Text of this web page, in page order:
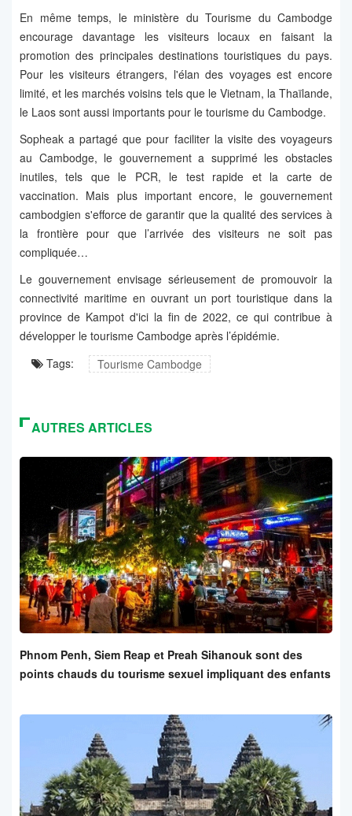
En même temps, le ministère du Tourisme du Cambodge
encourage davantage les visiteurs locaux en faisant la
promotion des principales destinations touristiques du pays.
Pour les visiteurs étrangers, l'élan des voyages est encore
limité, et les marchés voisins tels que le Vietnam, la Thaïlande,
le Laos sont aussi importants pour le tourisme du Cambodge.
Sopheak a partagé que pour faciliter la visite des voyageurs
au Cambodge, le gouvernement a supprimé les obstacles
inutiles, tels que le PCR, le test rapide et la carte de
vaccination. Mais plus important encore, le gouvernement
cambodgien s'efforce de garantir que la qualité des services à
la frontière pour que l’arrivée des visiteurs ne soit pas
compliquée…
Le gouvernement envisage sérieusement de promouvoir la
connectivité maritime en ouvrant un port touristique dans la
province de Kampot d'ici la fin de 2022, ce qui contribue à
développer le tourisme Cambodge après l’épidémie.
Tags:
Tourisme Cambodge
AUTRES ARTICLES
Phnom Penh, Siem Reap et Preah Sihanouk sont des
points chauds du tourisme sexuel impliquant des enfants